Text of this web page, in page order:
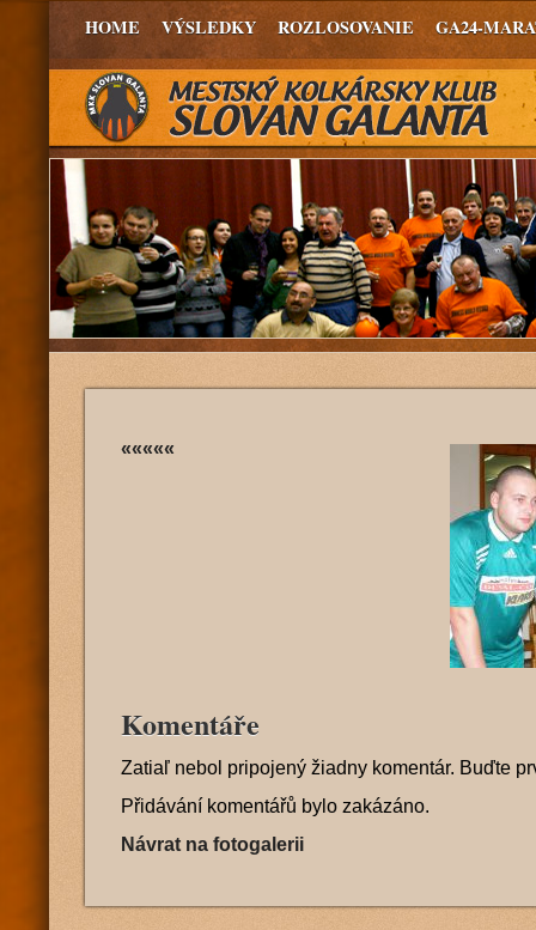
HOME VÝSLEDKY ROZLOSOVANIE GA24-
«««««
Komentáře
Zatiaľ nebol pripojený žiadny komentár. Buďte
Přidávání komentářů bylo zakázáno.
Návrat na fotogalerii